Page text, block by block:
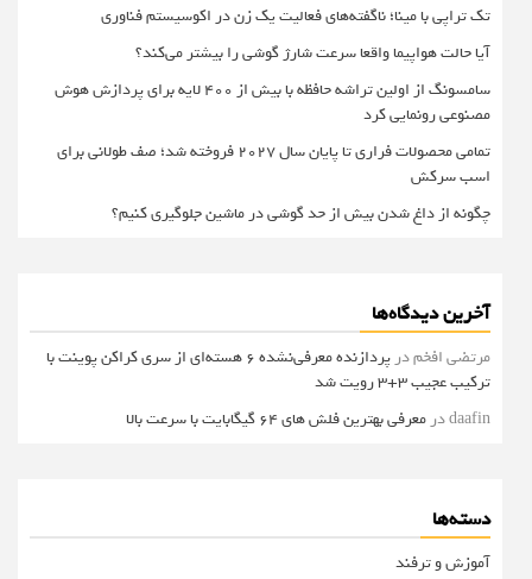
تک تراپی با مینا؛ ناگفته‌های فعالیت یک زن در اکوسیستم فناوری
آیا حالت هواپیما واقعا سرعت شارژ گوشی را بیشتر می‌کند؟
سامسونگ از اولین تراشه حافظه با بیش از ۴۰۰ لایه برای پردازش هوش
مصنوعی رونمایی کرد
تمامی محصولات فراری تا پایان سال ۲۰۲۷ فروخته شد؛ صف طولانی برای
اسب سرکش
چگونه از داغ شدن بیش از حد گوشی در ماشین جلوگیری کنیم؟
آخرین دیدگاه‌ها
مرتضی افخمدر
پردازنده معرفی‌نشده 6 هسته‌ای از سری کراکن پوینت با
ترکیب عجیب 3+3 رویت شد
daafinدرمعرفی بهترین فلش های 64 گیگابایت با سرعت بالا
دسته‌ها
آموزش و ترفند